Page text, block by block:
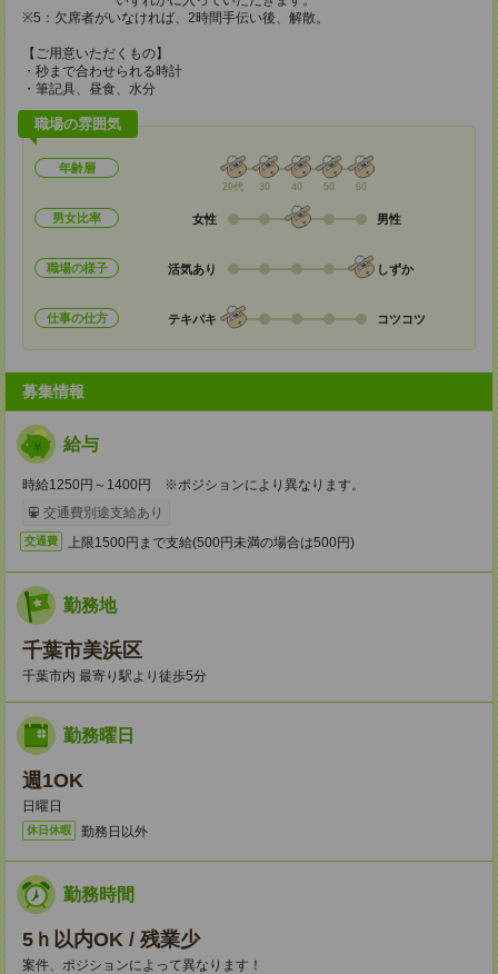
※5：欠席者がいなければ、2時間手伝い後、解散。
【ご用意いただくもの】
・秒まで合わせられる時計
・筆記具、昼食、水分
職場の雰囲気
年齢層
20代 30 40 50 60
男女比率 女性 男性
職場の様子 活気あり しずか
仕事の仕方 テキパキ コツコツ
募集情報
給与
時給1250円～1400円 ※ポジションにより異なります。
交通費別途支給あり
交通費 上限1500円まで支給(500円未満の場合は500円)
勤務地
千葉市美浜区
千葉市内 最寄り駅より徒歩5分
勤務曜日
週1OK
日曜日
休日休暇 勤務日以外
勤務時間
5ｈ以内OK / 残業少
案件、ポジションによって異なります！